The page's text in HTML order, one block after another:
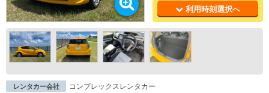
利用時刻選択へ
レンタカー会社 コンプレックスレンタカー